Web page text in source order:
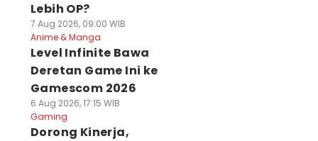
Lebih OP?
7 Aug 2026, 09:00 WIB
Anime & Manga
Level Infinite Bawa
Deretan Game Ini ke
Gamescom 2026
6 Aug 2026, 17:15 WIB
Gaming
Dorong Kinerja,